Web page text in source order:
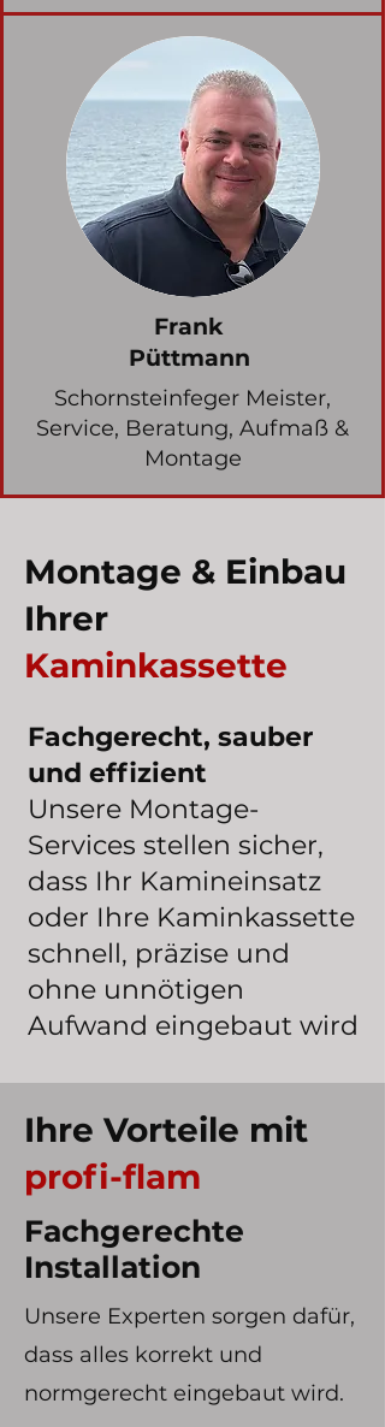
Frank
Püttmann
Schornsteinfeger Meister,
Service, Beratung, Aufmaß &
Montage
Montage & Einbau
Ihrer
Kaminkassette
Fachgerecht, sauber
und effizient
Unsere Montage-
Services stellen sicher,
dass Ihr Kamineinsatz
oder Ihre Kaminkassette
schnell, präzise und
ohne unnötigen
Aufwand eingebaut wird
Ihre Vorteile mit
profi-flam
Fachgerechte
Installation
Unsere Experten sorgen dafür,
dass alles korrekt und
normgerecht eingebaut wird.